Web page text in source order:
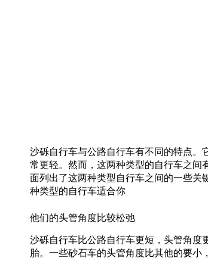
沙砾自行车与公路自行车有不同的特点。
常更轻。然而，这两种类型的自行车之
面列出了这两种类型自行车之间的一些
种类型的自行车适合你
他们的头管角度比较松弛
沙砾自行车比公路自行车更短，头管角
胎。一些砂石车的头管角度比其他的要